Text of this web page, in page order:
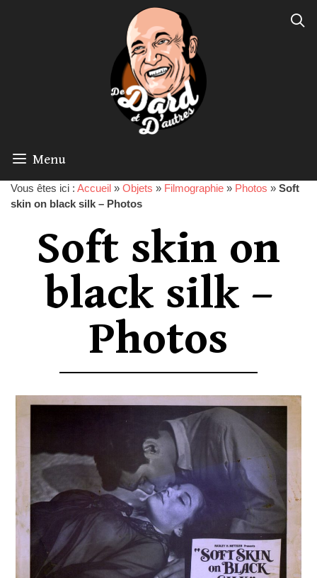
Menu
Vous êtes ici : Accueil » Objets » Filmographie » Photos » Soft
skin on black silk – Photos
Soft skin on
black silk –
Photos